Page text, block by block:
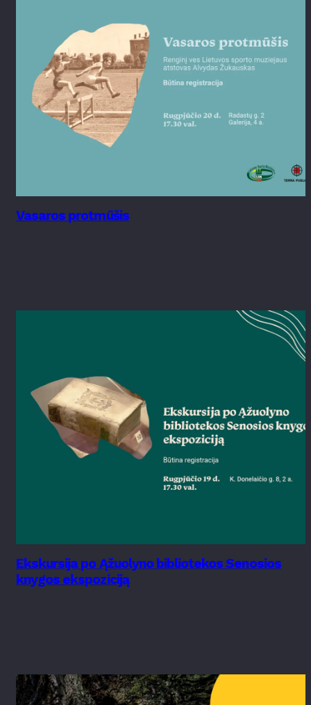
Vasaros protmūšis
Ekskursija po Ąžuolyno bibliotekos Senosios
knygos ekspoziciją